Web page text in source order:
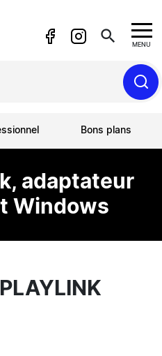
search MENU
Bons plans
adaptateur
Windows